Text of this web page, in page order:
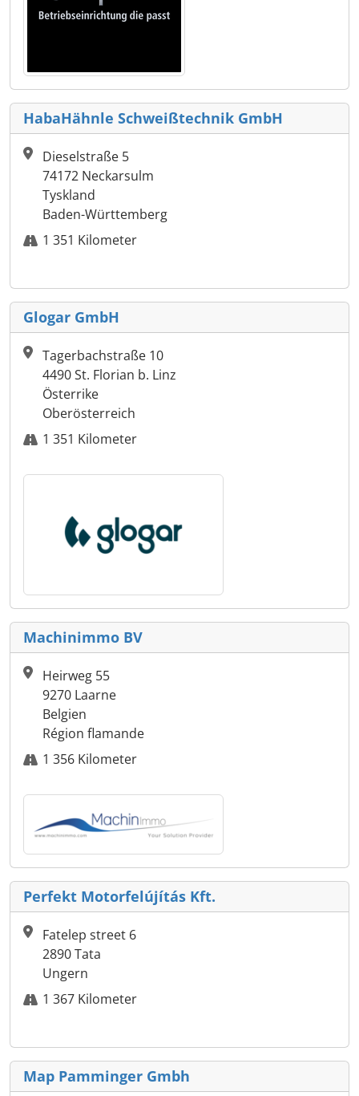
HabaHähnle Schweißtechnik GmbH
Dieselstraße 5
74172 Neckarsulm
Tyskland
Baden-Württemberg
1 351 Kilometer
Glogar GmbH
Tagerbachstraße 10
4490 St. Florian b. Linz
Österrike
Oberösterreich
1 351 Kilometer
Machinimmo BV
Heirweg 55
9270 Laarne
Belgien
Région flamande
1 356 Kilometer
Perfekt Motorfelújítás Kft.
Fatelep street 6
2890 Tata
Ungern
1 367 Kilometer
Map Pamminger Gmbh